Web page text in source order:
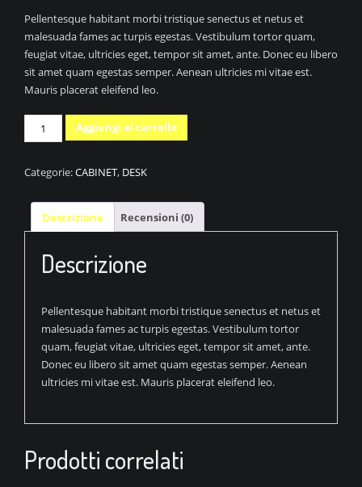
Pellentesque habitant morbi tristique senectus et netus et
malesuada fames ac turpis egestas. Vestibulum tortor quam,
feugiat vitae, ultricies eget, tempor sit amet, ante. Donec eu libero
sit amet quam egestas semper. Aenean ultricies mi vitae est.
Mauris placerat eleifend leo.
Minimalist
Corner
quantità
Aggiungi al carrello
Categorie:CABINET, DESK
Descrizione Recensioni (0)
Descrizione
Pellentesque habitant morbi tristique senectus et netus et
malesuada fames ac turpis egestas. Vestibulum tortor
quam, feugiat vitae, ultricies eget, tempor sit amet, ante.
Donec eu libero sit amet quam egestas semper. Aenean
ultricies mi vitae est. Mauris placerat eleifend leo.
Prodotti correlati